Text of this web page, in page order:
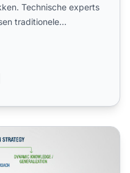
Technische experts
traditionele
versus Real-Time